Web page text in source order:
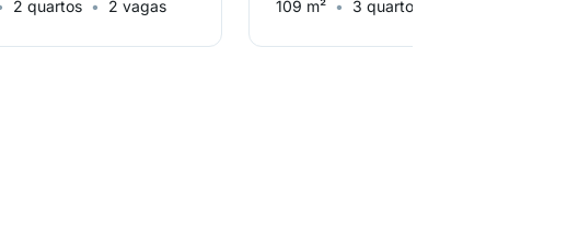
2 quartos 2 vagas
109 m²
3 quartos